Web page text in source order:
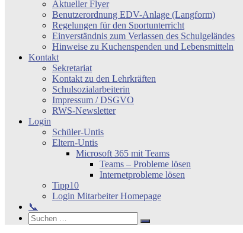
Aktueller Flyer
Benutzerordnung EDV-Anlage (Langform)
Regelungen für den Sportunterricht
Einverständnis zum Verlassen des Schulgeländes
Hinweise zu Kuchenspenden und Lebensmitteln
Kontakt
Sekretariat
Kontakt zu den Lehrkräften
Schulsozialarbeiterin
Impressum / DSGVO
RWS-Newsletter
Login
Schüler-Untis
Eltern-Untis
Microsoft 365 mit Teams
Teams – Probleme lösen
Internetprobleme lösen
Tipp10
Login Mitarbeiter Homepage
📞
Search
Suchen
nach:
Suchen